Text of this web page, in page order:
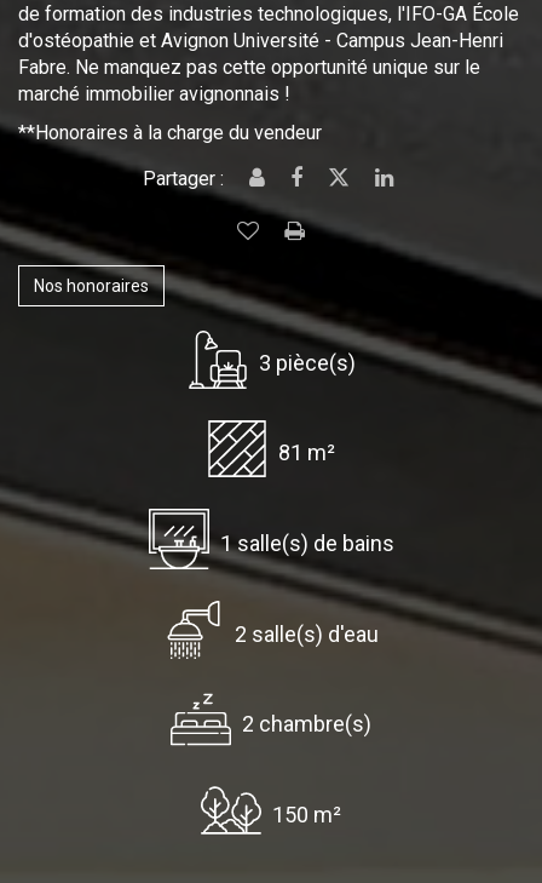
de formation des industries technologiques, l'IFO-GA École
d'ostéopathie et Avignon Université - Campus Jean-Henri
Fabre. Ne manquez pas cette opportunité unique sur le
marché immobilier avignonnais !
**Honoraires à la charge du vendeur
Partager :
Nos honoraires
3 pièce(s)
81 m²
1 salle(s) de bains
2 salle(s) d'eau
2 chambre(s)
150 m²